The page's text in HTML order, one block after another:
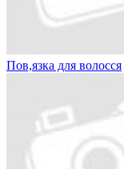
Пов,язка для волосся